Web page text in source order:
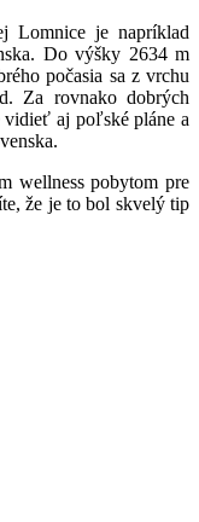
Lomnice je napríklad
Do výšky 2634 m
počasia sa z vrchu
Za rovnako dobrých
vidieť aj poľské pláne a
wellness pobytom pre
že je to bol skvelý tip